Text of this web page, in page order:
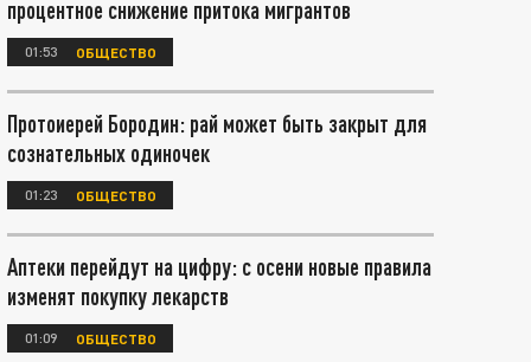
процентное снижение притока мигрантов
01:53 ОБЩЕСТВО
Протоиерей Бородин: рай может быть закрыт для
сознательных одиночек
01:23 ОБЩЕСТВО
Аптеки перейдут на цифру: с осени новые правила
изменят покупку лекарств
01:09 ОБЩЕСТВО